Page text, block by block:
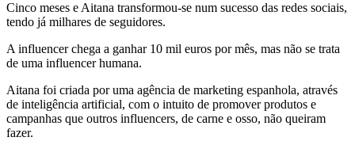
Cinco meses e Aitana transformou-se num sucesso das redes sociais,
tendo já milhares de seguidores.
A influencer chega a ganhar 10 mil euros por mês, mas não se trata
de uma influencer humana.
Aitana foi criada por uma agência de marketing espanhola, através
de inteligência artificial, com o intuito de promover produtos e
campanhas que outros influencers, de carne e osso, não queiram
fazer.